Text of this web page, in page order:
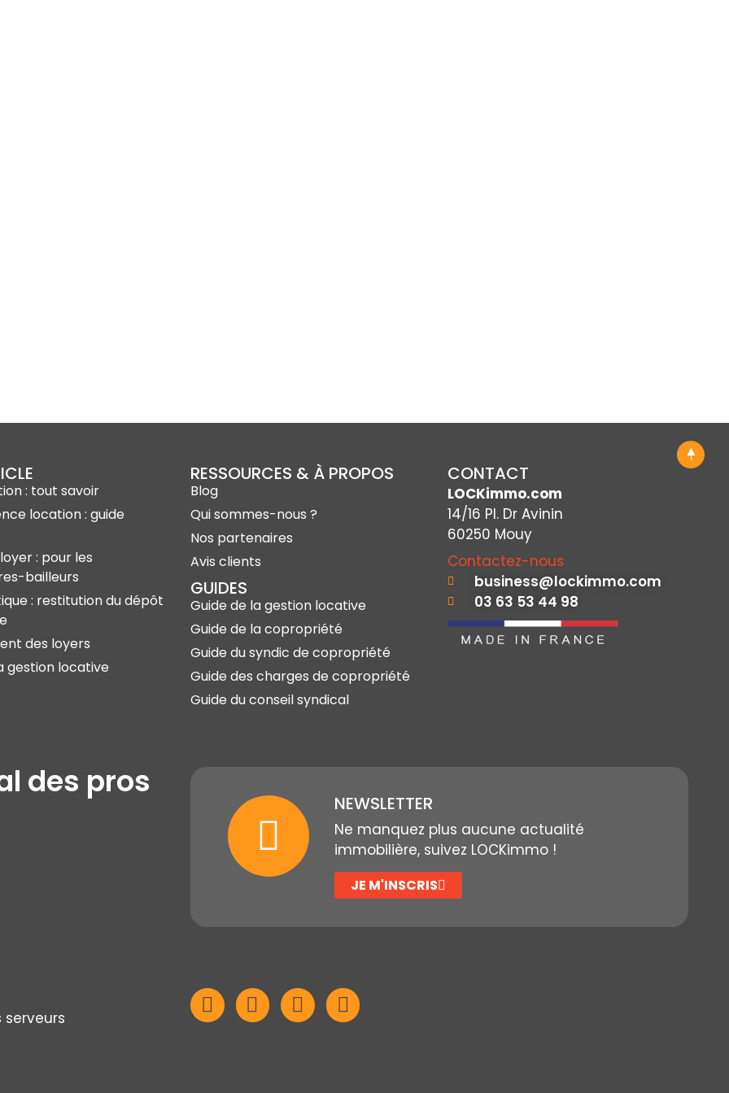
: tout savoir
location : guide
: pour les
bailleurs
: restitution du dépôt
des loyers
gestion locative
RESSOURCES & À PROPOS
Blog
Qui sommes-nous ?
Nos partenaires
Avis clients
GUIDES
Guide de la gestion locative
Guide de la copropriété
Guide du syndic de copropriété
Guide des charges de copropriété
Guide du conseil syndical
CONTACT
LOCKimmo.com
14/16 Pl. Dr Avinin
60250 Mouy
Contactez-nous
business@lockimmo.com
03 63 53 44 98
des pros
NEWSLETTER
Ne manquez plus aucune actualité
immobilière, suivez LOCKimmo !
JE M'INSCRIS